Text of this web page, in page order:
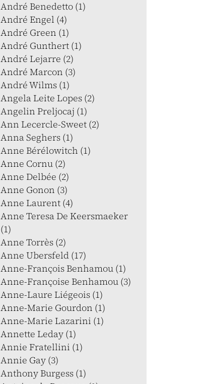
André Benedetto (1)
André Engel (4)
André Green (1)
André Gunthert (1)
André Lejarre (2)
André Marcon (3)
André Wilms (1)
Angela Leite Lopes (2)
Angelin Preljocaj (1)
Ann Lecercle-Sweet (2)
Anna Seghers (1)
Anne Bérélowitch (1)
Anne Cornu (2)
Anne Delbée (2)
Anne Gonon (3)
Anne Laurent (4)
Anne Teresa De Keersmaeker
(1)
Anne Torrès (2)
Anne Ubersfeld (17)
Anne-François Benhamou (1)
Anne-Françoise Benhamou (3)
Anne-Laure Liégeois (1)
Anne-Marie Gourdon (1)
Anne-Marie Lazarini (1)
Annette Leday (1)
Annie Fratellini (1)
Annie Gay (3)
Anthony Burgess (1)